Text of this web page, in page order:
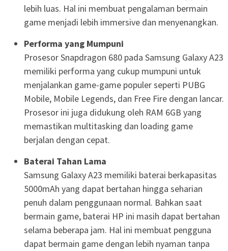
lebih luas. Hal ini membuat pengalaman bermain
game menjadi lebih immersive dan menyenangkan.
Performa yang Mumpuni
Prosesor Snapdragon 680 pada Samsung Galaxy A23
memiliki performa yang cukup mumpuni untuk
menjalankan game-game populer seperti PUBG
Mobile, Mobile Legends, dan Free Fire dengan lancar.
Prosesor ini juga didukung oleh RAM 6GB yang
memastikan multitasking dan loading game
berjalan dengan cepat.
Baterai Tahan Lama
Samsung Galaxy A23 memiliki baterai berkapasitas
5000mAh yang dapat bertahan hingga seharian
penuh dalam penggunaan normal. Bahkan saat
bermain game, baterai HP ini masih dapat bertahan
selama beberapa jam. Hal ini membuat pengguna
dapat bermain game dengan lebih nyaman tanpa